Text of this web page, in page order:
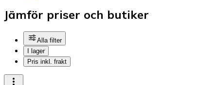
Jämför priser och butiker
Alla filter
I lager
Pris inkl. frakt